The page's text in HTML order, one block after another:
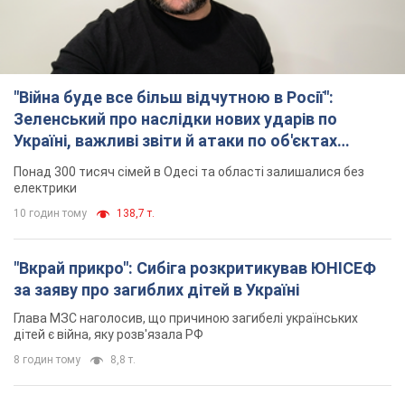
"Війна буде все більш відчутною в Росії":
Зеленський про наслідки нових ударів по
Україні, важливі звіти й атаки по об'єктах
ворога. Відео
Понад 300 тисяч сімей в Одесі та області залишалися без
електрики
10 годин тому 138,7 т.
"Вкрай прикро": Сибіга розкритикував ЮНІСЕФ
за заяву про загиблих дітей в Україні
Глава МЗС наголосив, що причиною загибелі українських
дітей є війна, яку розв'язала РФ
8 годин тому 8,8 т.